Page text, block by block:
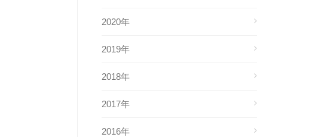
2020年
2019年
2018年
2017年
2016年